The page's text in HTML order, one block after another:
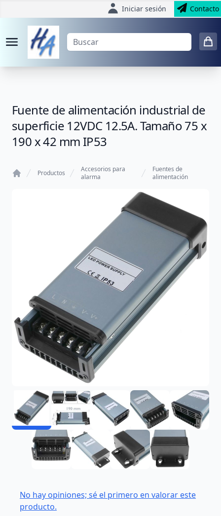
Iniciar sesión Contacto
Fuente de alimentación industrial de
superficie 12VDC 12.5A. Tamaño 75 x
190 x 42 mm IP53
Productos
Accesorios para
alarma
Fuentes de
alimentación
No hay opiniones; sé el primero en valorar este
producto.